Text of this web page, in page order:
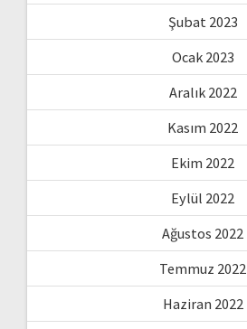
Şubat 2023
Ocak 2023
Aralık 2022
Kasım 2022
Ekim 2022
Eylül 2022
Ağustos 2022
Temmuz 2022
Haziran 2022